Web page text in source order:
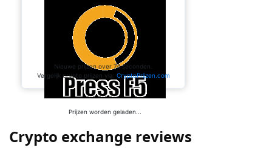
Crypto exchange reviews